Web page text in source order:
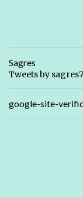
Sagres
Tweets by
google-site-